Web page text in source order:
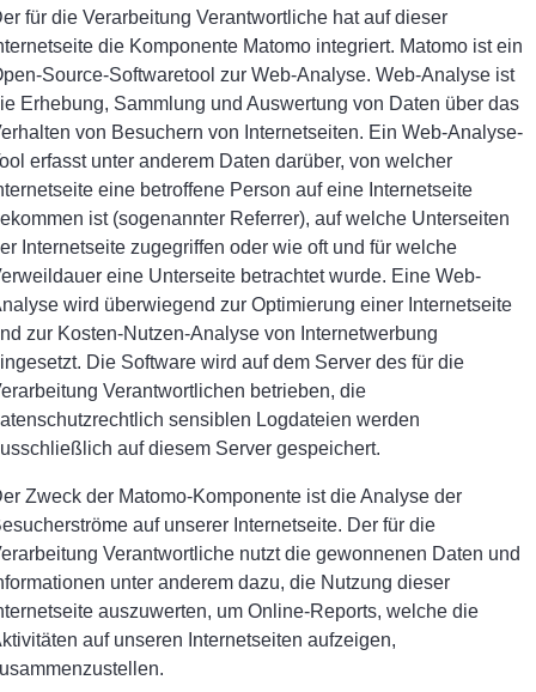
für die Verarbeitung Verantwortliche hat auf dieser
die Komponente Matomo integriert. Matomo ist ein
Source-Softwaretool zur Web-Analyse. Web-Analyse ist
Erhebung, Sammlung und Auswertung von Daten über das
von Besuchern von Internetseiten. Ein Web-Analyse-
erfasst unter anderem Daten darüber, von welcher
eine betroffene Person auf eine Internetseite
ist (sogenannter Referrer), auf welche Unterseiten
Internetseite zugegriffen oder wie oft und für welche
eine Unterseite betrachtet wurde. Eine Web-
wird überwiegend zur Optimierung einer Internetseite
zur Kosten-Nutzen-Analyse von Internetwerbung
Die Software wird auf dem Server des für die
Verantwortlichen betrieben, die
sensiblen Logdateien werden
auf diesem Server gespeichert.
Zweck der Matomo-Komponente ist die Analyse der
auf unserer Internetseite. Der für die
Verantwortliche nutzt die gewonnenen Daten und
unter anderem dazu, die Nutzung dieser
auszuwerten, um Online-Reports, welche die
auf unseren Internetseiten aufzeigen,